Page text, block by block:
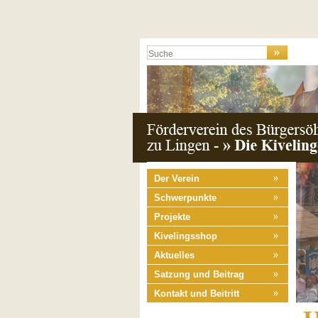
Der Verein
Schwerpunkte
Projekte
Kivelingsshop
Aktuelles
Satzung und Beitrag
Kontakt und Beitritt